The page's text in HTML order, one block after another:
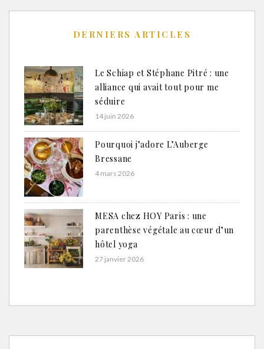
DERNIERS ARTICLES
Le Schiap et Stéphane Pitré : une
alliance qui avait tout pour me
séduire
14 juin 2026
Pourquoi j’adore L’Auberge
Bressane
4 mars 2026
MESA chez HOY Paris : une
parenthèse végétale au cœur d’un
hôtel yoga
27 janvier 2026